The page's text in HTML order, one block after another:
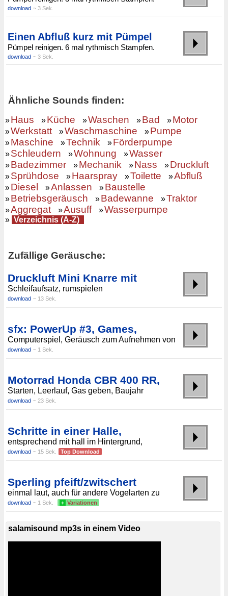
download ~ 3 Sek.
Einen Abfluß kurz mit Pümpel
Pümpel reinigen. 6 mal rythmisch Stampfen.
download ~ 3 Sek.
Ähnliche Sounds finden:
»Haus »Küche »Waschen »Bad »Motor
»Werkstatt »Waschmaschine »Pumpe
»Maschine »Technik »Förderpumpe
»Schleudern »Wohnung »Wasser
»Badezimmer »Mechanik »Nass »Druckluft
»Sprühdose »Haarspray »Toilette »Abfluß
»Diesel »Anlassen »Baustelle
»Betriebsgeräusch »Badewanne »Traktor
»Aggregat »Ausuff »Wasserpumpe
» Verzeichnis (A-Z)
Zufällige Geräusche:
Druckluft Mini Knarre mit
Schleifaufsatz, rumspielen
download ~ 13 Sek.
sfx: PowerUp #3, Games,
Computerspiel, Geräusch zum Aufnehmen von
download ~ 1 Sek.
Motorrad Honda CBR 400 RR,
Starten, Leerlauf, Gas geben, Baujahr
download ~ 23 Sek.
Schritte in einer Halle,
entsprechend mit hall im Hintergrund,
download ~ 15 Sek. Top Download
Sperling pfeift/zwitschert
einmal laut, auch für andere Vogelarten zu
download ~ 1 Sek. + Variationen
salamisound mp3s in einem Video